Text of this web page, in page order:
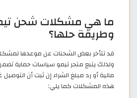
ما هي مشكلات شحن
وطريقة حلها؟
قد تتأخر بعض الشحنات عن موعدها
ولذلك يتبع متجر تيمو سياسات حماية
مالية أو رد مبلغ الشراء إن ثبت أن
هذه المشكلات كما يلي: